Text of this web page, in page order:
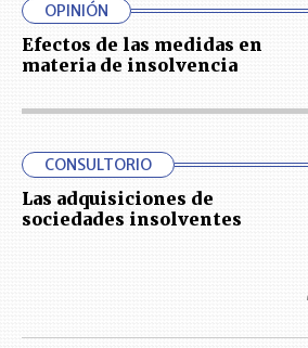
OPINIÓN
Efectos de las medidas en
materia de insolvencia
CONSULTORIO
Las adquisiciones de
sociedades insolventes